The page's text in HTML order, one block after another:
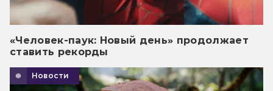
«Человек-паук: Новый день» продолжает
ставить рекорды
Новости